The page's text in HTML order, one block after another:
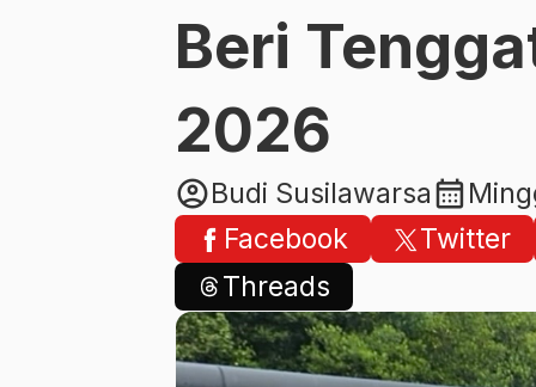
Beri
2026
account_circleBudi Susilawarsacalendar_month
Facebook
Twitter
Threads